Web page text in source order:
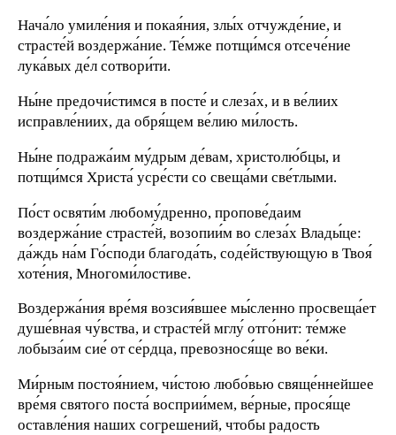
Нача́ло умиле́ния и покая́ния, злы́х отчужде́ние, и
страсте́й воздержа́ние. Те́мже потщи́мся отсече́ние
лука́вых де́л сотвори́ти.
Ны́не предочи́стимся в посте́ и слеза́х, и в ве́лиих
исправле́ниих, да обря́щем ве́лию ми́лость.
Ны́не подража́им му́дрым де́вам, христолю́бцы, и
потщи́мся Христа́ усре́сти со свеща́ми све́тлыми.
По́ст освяти́м любому́дренно, пропове́даим
воздержа́ние страсте́й, возопии́м во слеза́х Влады́це:
да́ждь на́м Го́споди благода́ть, соде́йствующую в Твоя́
хоте́ния, Многоми́лостиве.
Воздержа́ния вре́мя возсия́вшее мы́сленно просвеща́ет
душе́вная чу́вства, и страсте́й мглу́ отго́нит: те́мже
лобыза́им сие́ от се́рдца, превознося́ще во ве́ки.
Ми́рным постоя́нием, чи́стою любо́вью свяще́ннейшее
вре́мя святого поста́ восприи́мем, ве́рные, прося́ще
оставле́ния наших согрешений, чтобы радость